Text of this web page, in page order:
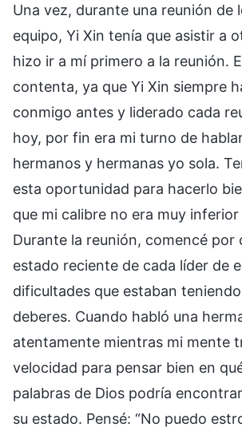
Una vez, durante una reunión de
equipo, Yi Xin tenía que asistir a
hizo ir a mí primero a la reunión.
contenta, ya que Yi Xin siempre
conmigo antes y liderado cada
hoy, por fin era mi turno de
hermanos y hermanas yo sola.
esta oportunidad para hacerlo
que mi calibre no era muy inferior
Durante la reunión, comencé por
estado reciente de cada líder de
dificultades que estaban
deberes. Cuando habló una
atentamente mientras mi mente
velocidad para pensar bien en
palabras de Dios podría
su estado. Pensé: “No puedo